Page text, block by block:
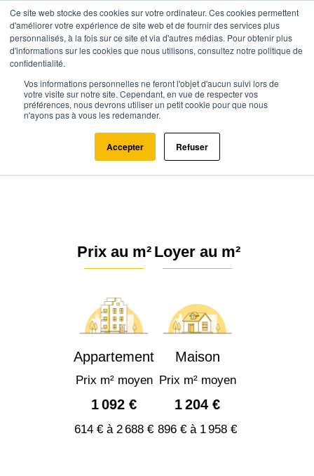
Ce site web stocke des cookies sur votre ordinateur. Ces cookies permettent
d'améliorer votre expérience de site web et de fournir des services plus
personnalisés, à la fois sur ce site et via d'autres médias. Pour obtenir plus
d'informations sur les cookies que nous utilisons, consultez notre politique de
confidentialité.
Vos informations personnelles ne feront l'objet d'aucun suivi lors de
votre visite sur notre site. Cependant, en vue de respecter vos
préférences, nous devrons utiliser un petit cookie pour que nous
n'ayons pas à vous les redemander.
Accepter Refuser
Agence.immo Prix immobilier Occitanie Lot
Le Vignon-en-Quercy (46110)
Estimation immobilière à Le
Vignon-en-Quercy : Prix m² 2026
Prix au m²
Appartement
Prix m² moyen
1 092 €
614 € à 2 688 €
Loyer au m²
Maison
Prix m² moyen
1 204 €
896 € à 1 958 €